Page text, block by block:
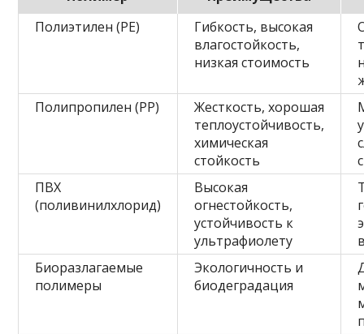
Полиэтилен (PE)
Гибкость, высокая
влагостойкость,
низкая стоимость
Полипропилен (PP)
Жесткость, хорошая
теплоустойчивость,
химическая
стойкость
ПВХ
(поливинилхлорид)
Высокая
огнестойкость,
устойчивость к
ультрафиолету
Биоразлагаемые
полимеры
Экологичность и
биодеградация